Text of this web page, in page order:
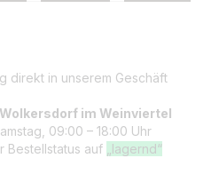
direkt in unserem Geschäft
im Weinviertel
09:00 – 18:00 Uhr
Bestellstatus auf
„lagernd“